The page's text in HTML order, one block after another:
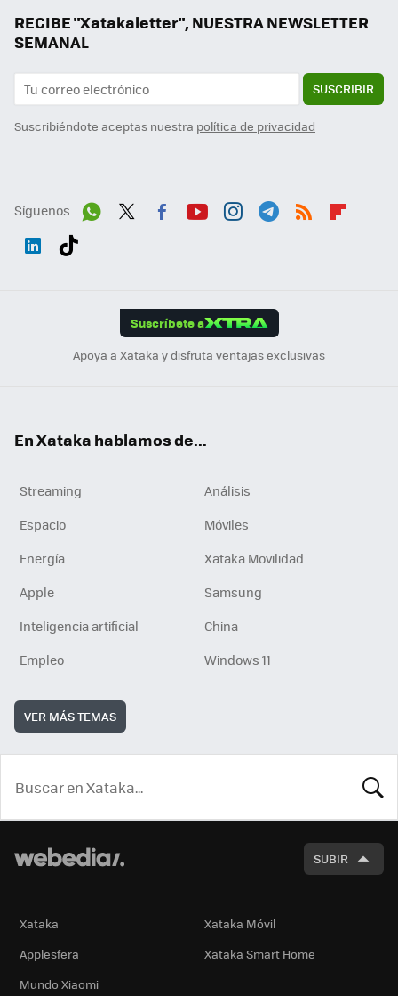
RECIBE "Xatakaletter", NUESTRA NEWSLETTER
SEMANAL
SUSCRIBIR
Suscribiéndote aceptas nuestra política de privacidad
Síguenos
Suscríbete a
Apoya a Xataka y disfruta ventajas exclusivas
En Xataka hablamos de...
Streaming
Análisis
Espacio
Móviles
Energía
Xataka Movilidad
Apple
Samsung
Inteligencia artificial
China
Empleo
Windows 11
VER MÁS TEMAS
SUBIR
Xataka
Xataka Móvil
Applesfera
Xataka Smart Home
Mundo Xiaomi